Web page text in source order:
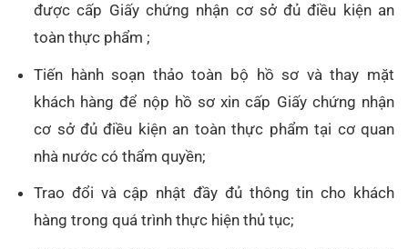
được cấp Giấy chứng nhận cơ sở đủ điều kiện an
toàn thực phẩm ;
Tiến hành soạn thảo toàn bộ hồ sơ và thay mặt
khách hàng để nộp hồ sơ xin cấp Giấy chứng nhận
cơ sở đủ điều kiện an toàn thực phẩm tại cơ quan
nhà nước có thẩm quyền;
Trao đổi và cập nhật đầy đủ thông tin cho khách
hàng trong quá trình thực hiện thủ tục;